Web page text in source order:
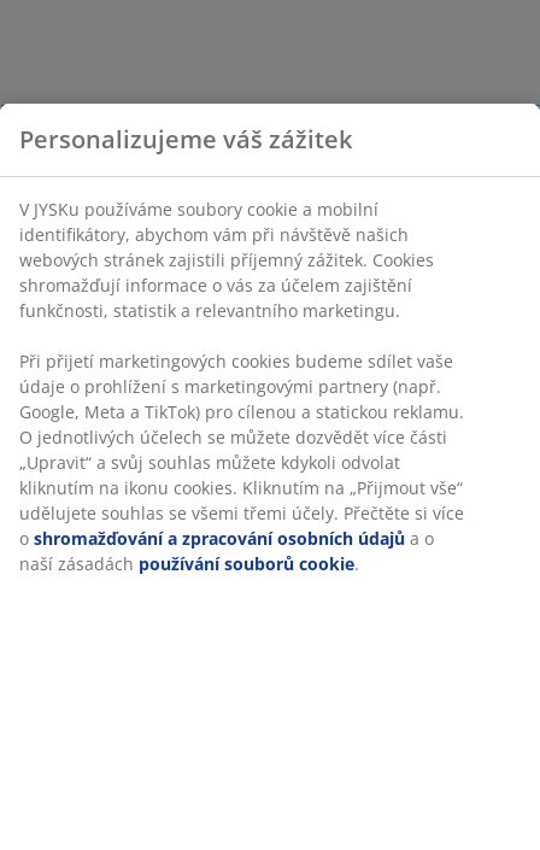
Personalizujeme váš zážitek
V JYSKu používáme soubory cookie a mobilní
identifikátory, abychom vám při návštěvě našich
webových stránek zajistili příjemný zážitek. Cookies
shromažďují informace o vás za účelem zajištění
funkčnosti, statistik a relevantního marketingu.
Při přijetí marketingových cookies budeme sdílet vaše
údaje o prohlížení s marketingovými partnery (např.
Google, Meta a TikTok) pro cílenou a statickou reklamu.
O jednotlivých účelech se můžete dozvědět více části
„Upravit“ a svůj souhlas můžete kdykoli odvolat
kliknutím na ikonu cookies. Kliknutím na „Přijmout vše“
udělujete souhlas se všemi třemi účely. Přečtěte si více
o shromažďování a zpracování osobních údajů a o
naší zásadách používání souborů cookie.